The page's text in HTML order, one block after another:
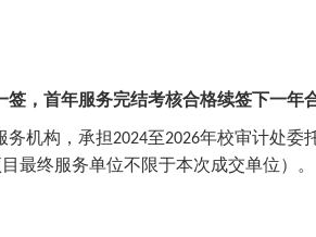
签，首年服务完结考核合格续签下一年
务机构，承担2024至2026年校审计处委
最终服务单位不限于本次成交单位）